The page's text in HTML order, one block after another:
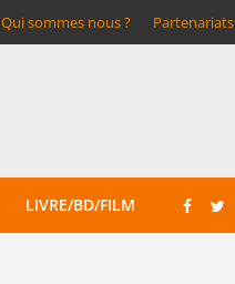
Qui sommes nous ? Partenariats
LIVRE/BD/FILM